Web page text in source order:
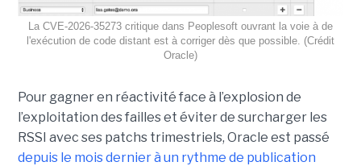
La CVE-2026-35273 critique dans Peoplesoft ouvrant la voie à de
l'exécution de code distant est à corriger dès que possible. (Crédit
Oracle)
Pour gagner en réactivité face à l’explosion de
l’exploitation des failles et éviter de surcharger les
RSSI avec ses patchs trimestriels, Oracle est passé
depuis le mois dernier à un rythme de publication